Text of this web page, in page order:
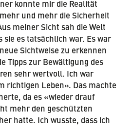
konnte mir die Realität
und mehr die Sicherheit
meiner Sicht sah die Welt
sie es tatsächlich war. Es war
Sichtweise zu erkennen
Tipps zur Bewältigung des
sehr wertvoll. Ich war
richtigen Leben». Das machte
da es «wieder drauf
mehr den geschützten
hatte. Ich wusste, dass ich